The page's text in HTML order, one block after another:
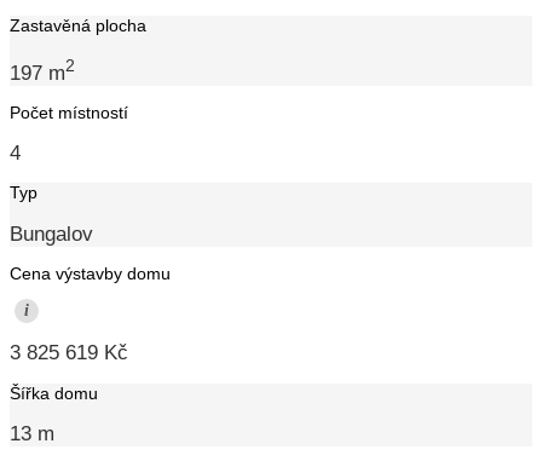
Zastavěná plocha
197 m2
Počet místností
4
Typ
Bungalov
Cena výstavby domu
i
3 825 619 Kč
Šířka domu
13 m